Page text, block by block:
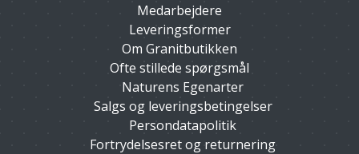
Medarbejdere
Leveringsformer
Om Granitbutikken
Ofte stillede spørgsmål
Naturens Egenarter
Salgs og leveringsbetingelser
Persondatapolitik
Fortrydelsesret og returnering